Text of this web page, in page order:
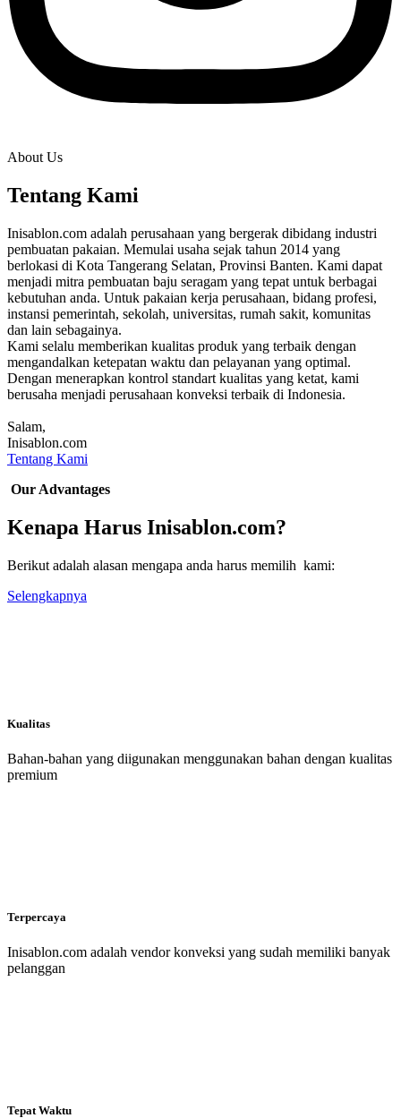
About Us
Tentang Kami
Inisablon.com adalah perusahaan yang bergerak dibidang industri
pembuatan pakaian. Memulai usaha sejak tahun 2014 yang
berlokasi di Kota Tangerang Selatan, Provinsi Banten. Kami dapat
menjadi mitra pembuatan baju seragam yang tepat untuk berbagai
kebutuhan anda. Untuk pakaian kerja perusahaan, bidang profesi,
instansi pemerintah, sekolah, universitas, rumah sakit, komunitas
dan lain sebagainya.
Kami selalu memberikan kualitas produk yang terbaik dengan
mengandalkan ketepatan waktu dan pelayanan yang optimal.
Dengan menerapkan kontrol standart kualitas yang ketat, kami
berusaha menjadi perusahaan konveksi terbaik di Indonesia.
Salam,
Inisablon.com
Tentang Kami
Our Advantages
Kenapa Harus Inisablon.com?
Berikut adalah alasan mengapa anda harus memilih kami:
Selengkapnya
Kualitas
Bahan-bahan yang diigunakan menggunakan bahan dengan kualitas
premium
Terpercaya
Inisablon.com adalah vendor konveksi yang sudah memiliki banyak
pelanggan
Tepat Waktu